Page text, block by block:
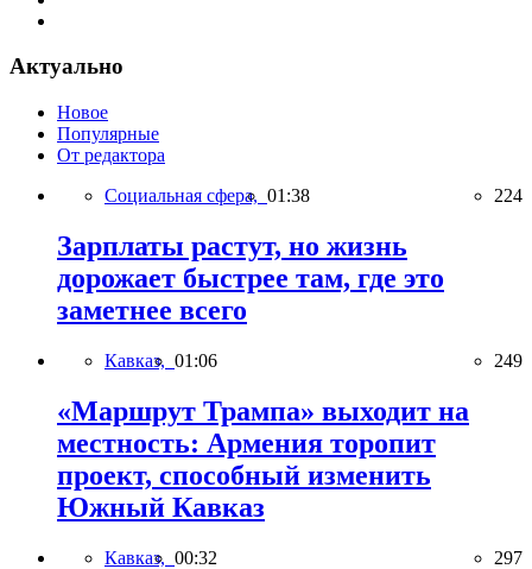
Актуально
Новое
Популярные
От редактора
Социальная сфера, 01:38 224
Зарплаты растут, но жизнь
дорожает быстрее там, где это
заметнее всего
Кавказ, 01:06 249
«Маршрут Трампа» выходит на
местность: Армения торопит
проект, способный изменить
Южный Кавказ
Кавказ, 00:32 297